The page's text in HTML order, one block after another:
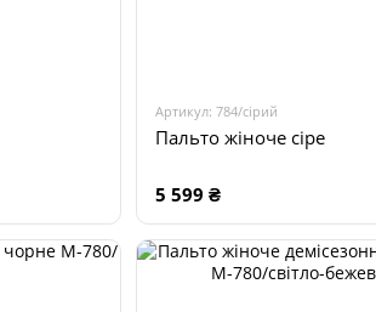
Артикул: 784/сірий
Пальто жіноче сіре
5 599 ₴